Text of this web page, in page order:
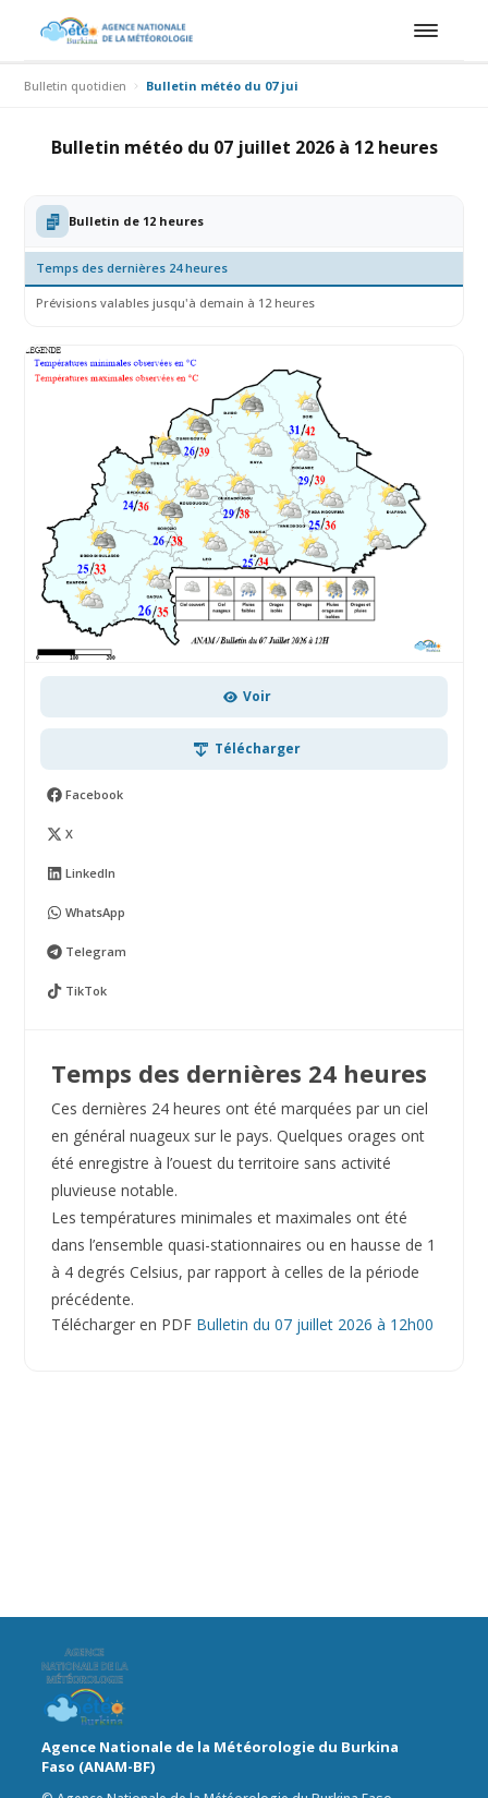
Bulletin quotidien Bulletin météo du 07 juillet 2026 à 12 heures
Bulletin météo du 07 juillet 2026 à 12 heures
Bulletin de 12 heures
Temps des dernières 24 heures
Prévisions valables jusqu'à demain à 12 heures
Voir
Télécharger
Facebook
X
LinkedIn
WhatsApp
Telegram
TikTok
Temps des dernières 24 heures
Ces dernières 24 heures ont été marquées par un ciel
en général nuageux sur le pays. Quelques orages ont
été enregistre à l’ouest du territoire sans activité
pluvieuse notable.
Les températures minimales et maximales ont été
dans l’ensemble quasi-stationnaires ou en hausse de 1
à 4 degrés Celsius, par rapport à celles de la période
précédente.
Télécharger en PDF Bulletin du 07 juillet 2026 à 12h00
Agence Nationale de la Météorologie du Burkina
Faso (ANAM-BF)